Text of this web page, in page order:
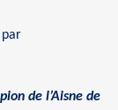
par
de l’Aisne de